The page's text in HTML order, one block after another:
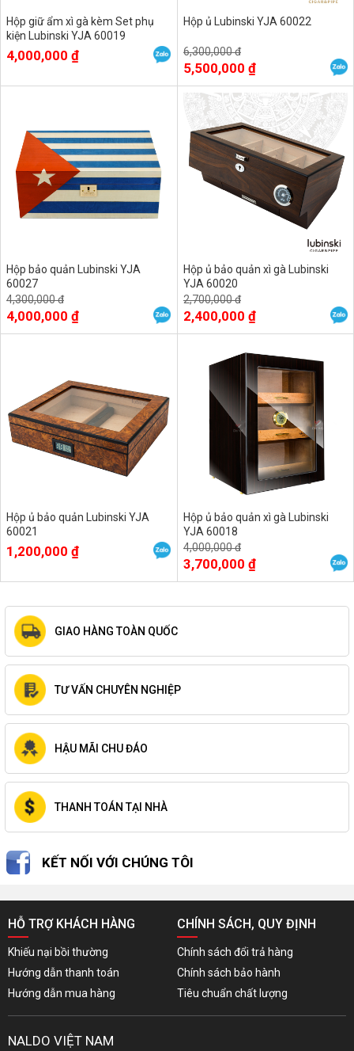
Hộp giữ ẩm xì gà kèm Set phụ
kiện Lubinski YJA 60019
4,000,000 ₫
Hộp ủ Lubinski YJA 60022
6,300,000 đ
5,500,000 ₫
Hộp bảo quản Lubinski YJA
60027
4,300,000 đ
4,000,000 ₫
Hộp ủ bảo quản xì gà Lubinski
YJA 60020
2,700,000 đ
2,400,000 ₫
Hộp ủ bảo quản Lubinski YJA
60021
1,200,000 ₫
Hộp ủ bảo quản xì gà Lubinski
YJA 60018
4,000,000 đ
3,700,000 ₫
GIAO HÀNG TOÀN QUỐC
TƯ VẤN CHUYÊN NGHIỆP
HẬU MÃI CHU ĐÁO
THANH TOÁN TẠI NHÀ
KẾT NỐI VỚI CHÚNG TÔI
HỖ TRỢ KHÁCH HÀNG
Khiếu nại bồi thường
Hướng dẫn thanh toán
Hướng dẫn mua hàng
CHÍNH SÁCH, QUY ĐỊNH
Chính sách đổi trả hàng
Chính sách bảo hành
Tiêu chuẩn chất lượng
NALDO VIỆT NAM